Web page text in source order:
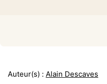
Auteur(s) : Alain Descaves